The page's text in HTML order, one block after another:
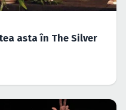
asta în The Silver